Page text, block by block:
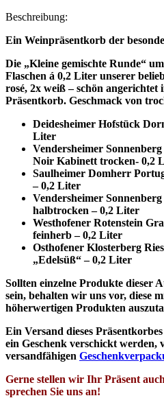
Beschreibung:
Ein Weinpräsentkorb der
Die „Kleine gemischte Runde“
Flaschen á 0,2 Liter unserer
rosé, 2x weiß – schön angerichtet
Präsentkorb. Geschmack von
Deidesheimer Hofstück
Liter
Vendersheimer
Noir Kabinett trocken- 0,2
Saulheimer Domherr
– 0,2 Liter
Vendersheimer
halbtrocken – 0,2 Liter
Westhofener Rotenstein
feinherb – 0,2 Liter
Osthofener Klosterberg
„Edelsüß“ – 0,2 Liter
Sollten einzelne Produkte dieser
sein, behalten wir uns vor, diese
höherwertigen Produkten
Ein Versand dieses
ein Geschenk verschickt werden,
versandfähigen
Gerne stellen wir Ihr Präsent
sprechen Sie uns an!